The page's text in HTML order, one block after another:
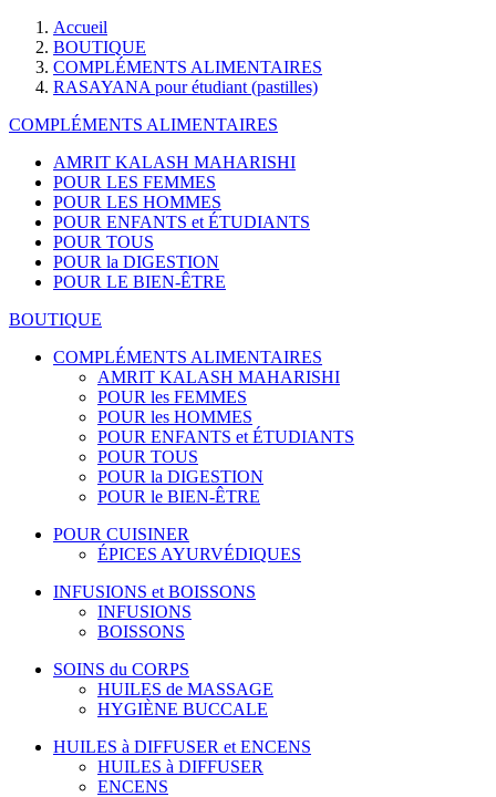
Accueil
BOUTIQUE
COMPLÉMENTS ALIMENTAIRES
RASAYANA pour étudiant (pastilles)
COMPLÉMENTS ALIMENTAIRES
AMRIT KALASH MAHARISHI
POUR LES FEMMES
POUR LES HOMMES
POUR ENFANTS et ÉTUDIANTS
POUR TOUS
POUR la DIGESTION
POUR LE BIEN-ÊTRE
BOUTIQUE
COMPLÉMENTS ALIMENTAIRES
AMRIT KALASH MAHARISHI
POUR les FEMMES
POUR les HOMMES
POUR ENFANTS et ÉTUDIANTS
POUR TOUS
POUR la DIGESTION
POUR le BIEN-ÊTRE
POUR CUISINER
ÉPICES AYURVÉDIQUES
INFUSIONS et BOISSONS
INFUSIONS
BOISSONS
SOINS du CORPS
HUILES de MASSAGE
HYGIÈNE BUCCALE
HUILES à DIFFUSER et ENCENS
HUILES à DIFFUSER
ENCENS